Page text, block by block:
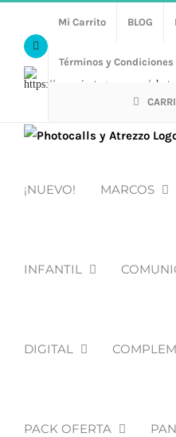
contenidoFacebook
Https://www.instagram.com/
Mi Carrito BLOG
Términos y Condiciones
¡NUEVO! MARCOS
INFANTIL
DIGITAL
PACK OFERTA